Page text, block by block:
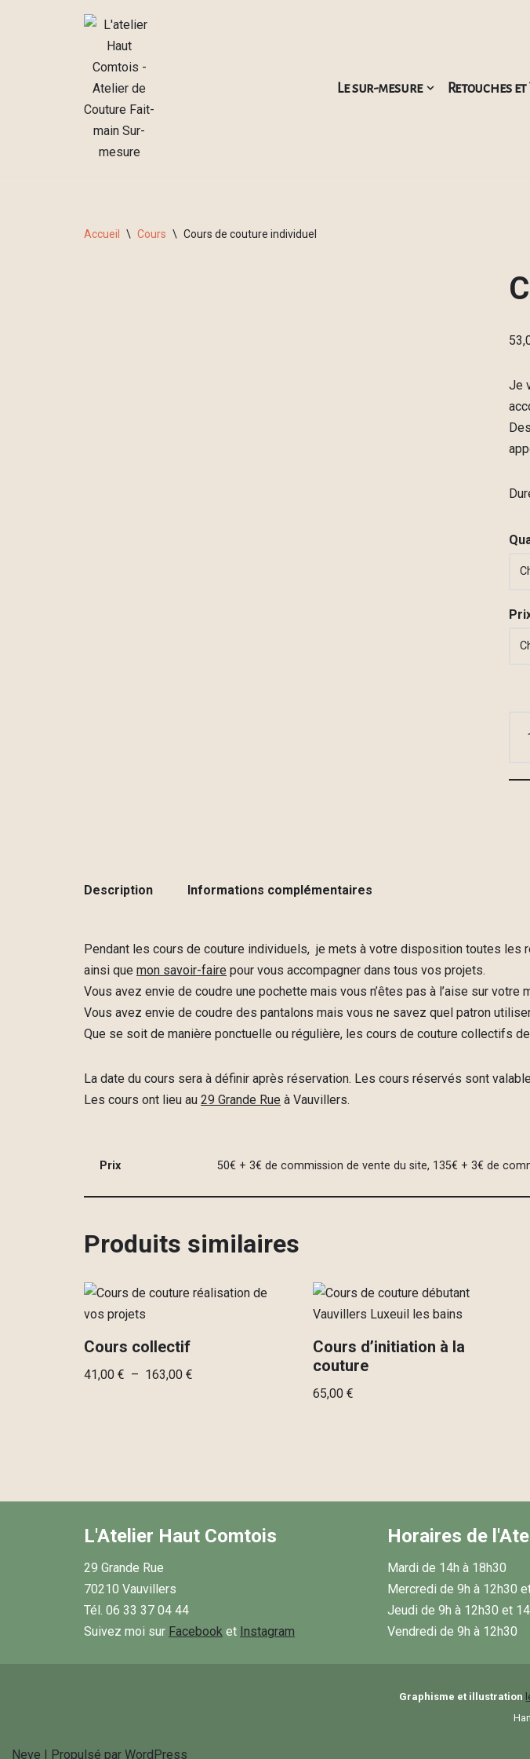
Le sur-mesure Retouches
Accueil \ Cours \ Cours de couture individuel
Je
Description Informations complémentaires
Pendant les cours de couture individuels, je mets à votre disposition toutes les
ainsi que mon savoir-faire pour vous accompagner dans tous vos projets.
Vous avez envie de coudre une pochette mais vous n’êtes pas à l’aise sur votre
Vous avez envie de coudre des pantalons mais vous ne savez quel patron
Que se soit de manière ponctuelle ou régulière, les cours de couture collectifs
La date du cours sera à définir après réservation. Les cours réservés sont
Les cours ont lieu au 29 Grande Rue à Vauvillers.
Prix 50€ + 3€ de commission de vente du site, 135€ + 3€ de
Produits similaires
Cours collectif
41,00 € – 163,00 €
Cours d’initiation à la
couture
65,00€
L'Atelier Haut Comtois
29 Grande Rue
70210 Vauvillers
Tél. 06 33 37 04 44
Suivez moi sur Facebook et Instagram
Horaires de
Mardi de 14h à 18h30
Mercredi de 9h à 12h30
Jeudi de 9h à 12h30 et
Vendredi de 9h à 12h30
Graphisme et illustration
Neve | Propulsé par WordPress